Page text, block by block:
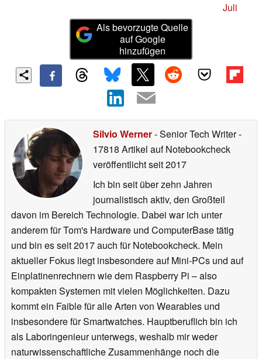
Juli
Als bevorzugte Quelle
auf Google
hinzufügen
Silvio Werner- Senior Tech Writer-
17818 Artikel auf Notebookcheck
veröffentlichtseit 2017
Ich bin seit über zehn Jahren
journalistisch aktiv, den Großteil
davon im Bereich Technologie. Dabei war ich unter
anderem für Tom's Hardware und ComputerBase tätig
und bin es seit 2017 auch für Notebookcheck. Mein
aktueller Fokus liegt insbesondere auf Mini-PCs und auf
Einplatinenrechnern wie dem Raspberry Pi – also
kompakten Systemen mit vielen Möglichkeiten. Dazu
kommt ein Faible für alle Arten von Wearables und
insbesondere für Smartwatches. Hauptberuflich bin ich
als Laboringenieur unterwegs, weshalb mir weder
naturwissenschaftliche Zusammenhänge noch die